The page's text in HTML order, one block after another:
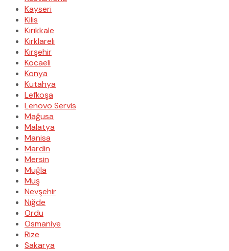
Kayseri
Kilis
Kırıkkale
Kırklareli
Kırşehir
Kocaeli
Konya
Kütahya
Lefkoşa
Lenovo Servis
Mağusa
Malatya
Manisa
Mardin
Mersin
Muğla
Muş
Nevşehir
Niğde
Ordu
Osmaniye
Rize
Sakarya